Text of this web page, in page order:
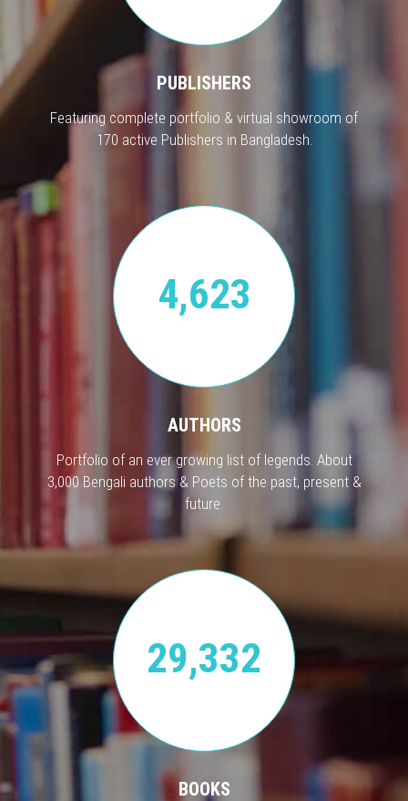
PUBLISHERS
Featuring complete portfolio & virtual showroom of
170 active Publishers in Bangladesh.
4,623
AUTHORS
Portfolio of an ever growing list of legends. About
3,000 Bengali authors & Poets of the past, present &
future.
29,332
BOOKS